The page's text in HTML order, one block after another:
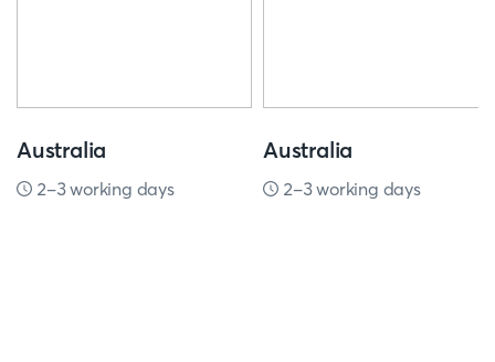
Australia
2-3 working days
Australia
2-3 working days